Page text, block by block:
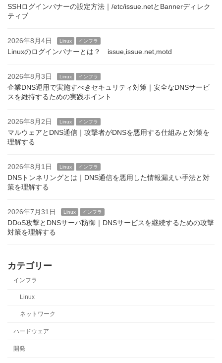
SSHログインバナーの設定方法｜/etc/issue.netとBannerディレク
ティブ
2026年8月4日 Linux インフラ
Linuxのログインバナーとは？ issue,issue.net,motd
2026年8月3日 Linux インフラ
企業DNS運用で実施すべきセキュリティ対策｜安全なDNSサービ
スを維持するための実践ポイント
2026年8月2日 Linux インフラ
マルウェアとDNS通信｜攻撃者がDNSを悪用する仕組みと対策を
理解する
2026年8月1日 Linux インフラ
DNSトンネリングとは｜DNS通信を悪用した情報漏えい手法と対
策を理解する
2026年7月31日 Linux インフラ
DDoS攻撃とDNSサーバ防御｜DNSサービスを継続するための攻撃
対策を理解する
カテゴリー
インフラ
Linux
ネットワーク
ハードウェア
開発